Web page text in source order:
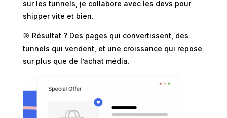
sur les tunnels, je collabore avec les devs pour
shipper vite et bien.
🎯 Résultat ? Des pages qui convertissent, des
tunnels qui vendent, et une croissance qui repose
sur plus que de l’achat média.